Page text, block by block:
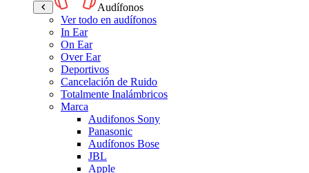
Audífonos
Ver todo en audífonos
In Ear
On Ear
Over Ear
Deportivos
Cancelación de Ruido
Totalmente Inalámbricos
Marca
Audifonos Sony
Panasonic
Audífonos Bose
JBL
Apple